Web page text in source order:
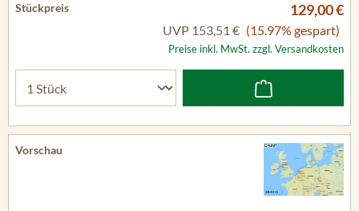
129,00 €
UVP 153,51 € (15.97% gespart)
Preise inkl. MwSt. zzgl. Versandkosten